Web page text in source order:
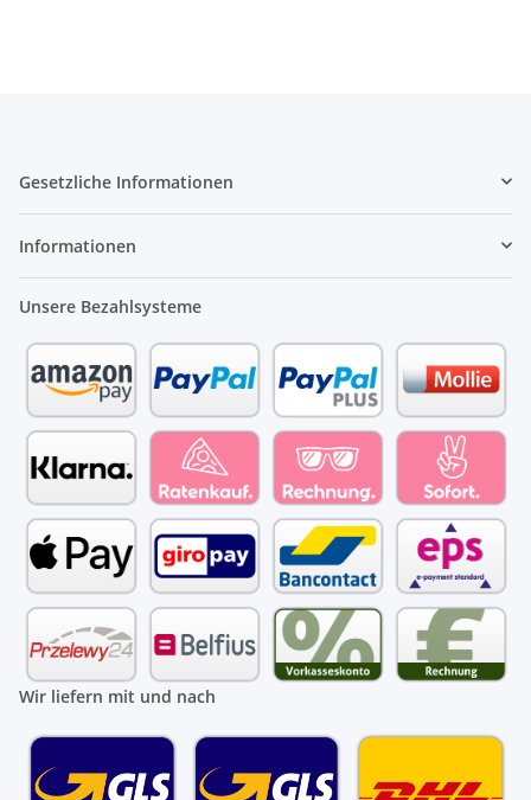
Gesetzliche Informationen
Informationen
Unsere Bezahlsysteme
Wir liefern mit und nach